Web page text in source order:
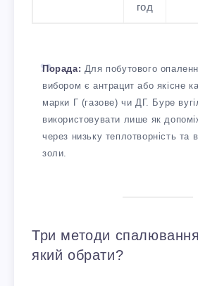
год
Порада: Для побутового
вибором є антрацит або якісне
марки Г (газове) чи ДГ. Буре
використовувати лише як
через низьку теплотворність та
золи.
Три методи спалювання
який обрати?